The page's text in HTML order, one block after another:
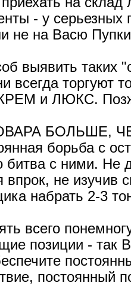
- у серьезных
не на Васю
выявить таких
всегда торгуют
и ЛЮКС.
БОЛЬШЕ,
борьба с
битва с ними. Не
впрок, не изучив
набрать 2-3
всего
позиции - так
постоянный